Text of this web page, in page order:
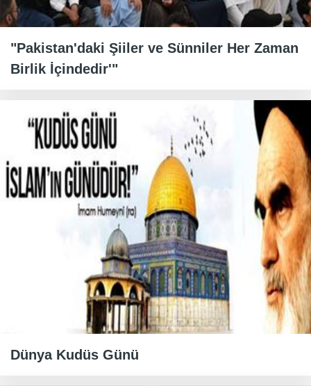
"Pakistan'daki Şiiler ve Sünniler Her Zaman
Birlik İçindedir'"
Dünya Kudüs Günü